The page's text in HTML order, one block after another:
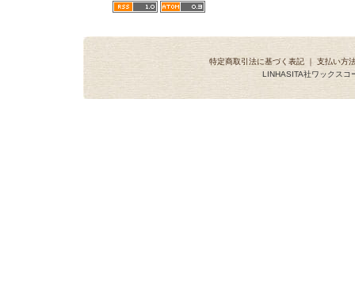
特定商取引法に基づく表記｜ 支払い方
LINHASITA社ワックスコ